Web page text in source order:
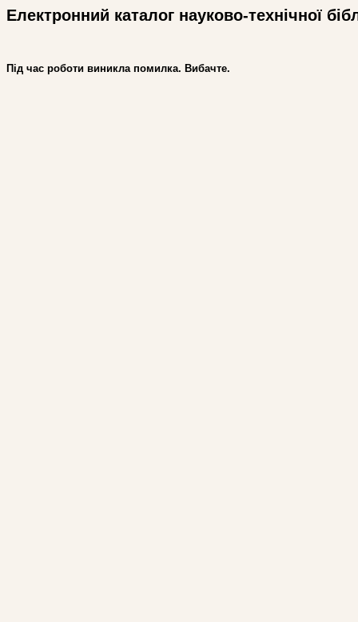
Електронний каталог науково-технічної
Під час роботи виникла помилка. Вибачте.